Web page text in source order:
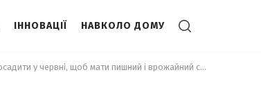
ІННОВАЦІЇ НАВКОЛО ДОМУ
Які квіти, овочі та фрукти посадити у червні, щоб мати пишний і врожайний сад